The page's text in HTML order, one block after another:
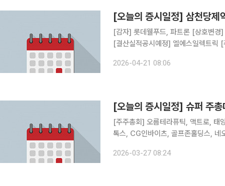
[오늘의 증시일정] 삼천당제
[감자] 롯데웰푸드, 파트론 [상호변경] 씨메스로보틱스, 엠엑스로보틱스, 이노에이엑스, 엠엑스온
[결산실적공시예정] 엘에스일렉트릭 [주주총회] 지역난방공사 [불성실공시법인지정] 삼천당제약,
2026-04-21 08:06
[오늘의 증시일정] 슈퍼 주
[주주총회] 오름테라퓨틱, 액트로, 태
톡스, CG인바이츠, 골프존홀딩스, 네
에이텀, 제이티, 유니온바이오메트릭
2026-03-27 08:24